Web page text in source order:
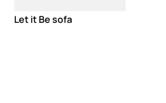
Let it Be sofa